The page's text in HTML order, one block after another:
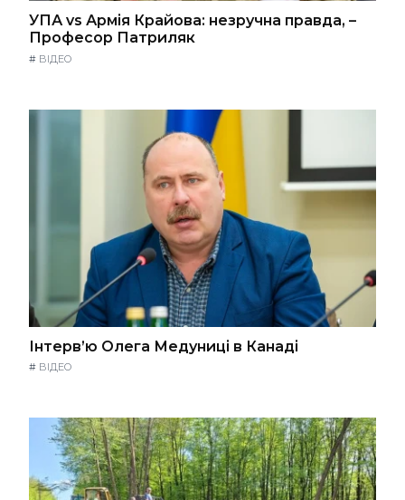
УПА vs Армія Крайова: незручна правда, –
Професор Патриляк
# ВІДЕО
Інтерв’ю Олега Медуниці в Канаді
# ВІДЕО